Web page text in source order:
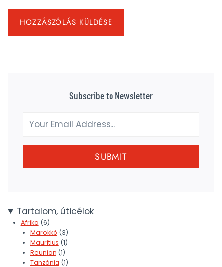
Subscribe to Newsletter
SUBMIT
Tartalom, úticélok
Afrika (6)
Marokkó (3)
Mauritius (1)
Reunion (1)
Tanzánia (1)